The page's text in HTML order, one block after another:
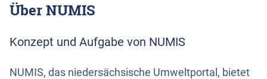
Über NUMIS
Konzept und Aufgabe von NUMIS
NUMIS, das niedersächsische Umweltportal, bietet